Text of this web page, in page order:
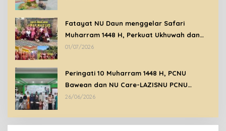
Fatayat NU Daun menggelar Safari
Muharram 1448 H, Perkuat Ukhuwah dan
Syiar Islam Melalui Ziarah Wali
01/07/2026
Peringati 10 Muharram 1448 H, PCNU
Bawean dan NU Care-LAZISNU PCNU
Bawean Santuni Anak Yatim Dhuafa
26/06/2026